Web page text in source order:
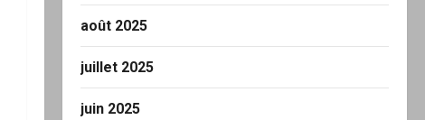
août 2025
juillet 2025
juin 2025